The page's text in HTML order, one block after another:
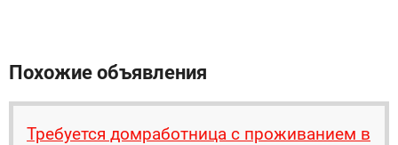
Похожие объявления
Требуется домработница с проживанием в